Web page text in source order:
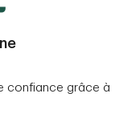
confiance grâce à